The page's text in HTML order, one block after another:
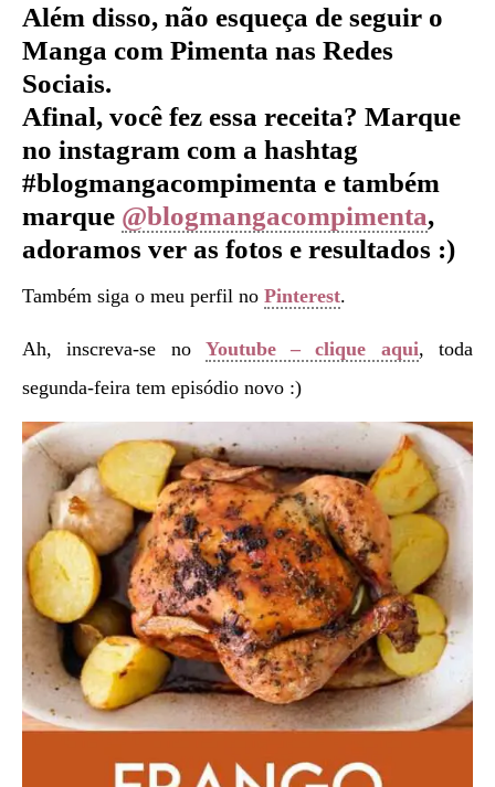
Além disso, não esqueça de seguir o
Manga com Pimenta nas Redes
Sociais.
Afinal, você fez essa receita? Marque
no instagram com a hashtag
#blogmangacompimenta e também
marque @blogmangacompimenta,
adoramos ver as fotos e resultados :)
Também siga o meu perfil no Pinterest.
Ah, inscreva-se no Youtube – clique aqui, toda
segunda-feira tem episódio novo :)